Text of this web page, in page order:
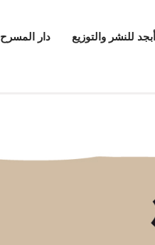
دار المسرح أبجد للنشر والتوزيع